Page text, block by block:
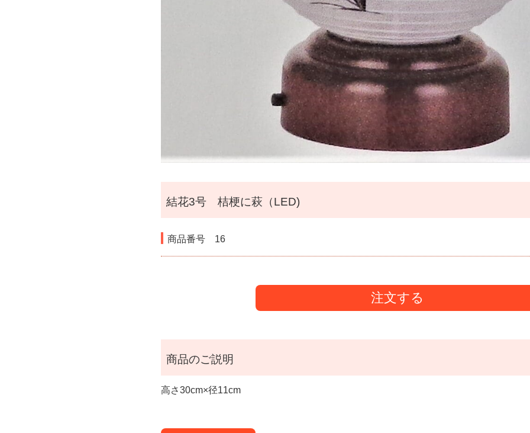
結花3号 桔梗に萩（LED)
商品番号 16
注文する
商品のご説明
高さ30cm×径11cm